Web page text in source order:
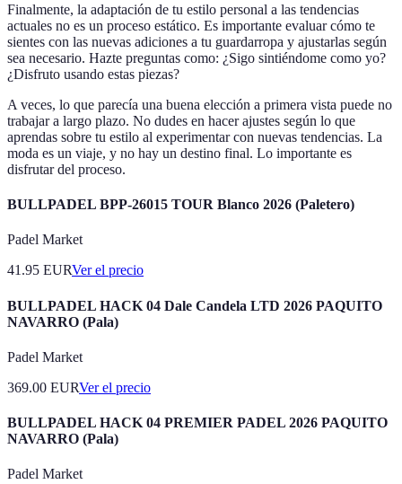
Finalmente, la adaptación de tu estilo personal a las tendencias
actuales no es un proceso estático. Es importante evaluar cómo te
sientes con las nuevas adiciones a tu guardarropa y ajustarlas según
sea necesario. Hazte preguntas como: ¿Sigo sintiéndome como yo?
¿Disfruto usando estas piezas?
A veces, lo que parecía una buena elección a primera vista puede no
trabajar a largo plazo. No dudes en hacer ajustes según lo que
aprendas sobre tu estilo al experimentar con nuevas tendencias. La
moda es un viaje, y no hay un destino final. Lo importante es
disfrutar del proceso.
BULLPADEL BPP-26015 TOUR Blanco 2026 (Paletero)
Padel Market
41.95 EURVer el precio
BULLPADEL HACK 04 Dale Candela LTD 2026 PAQUITO
NAVARRO (Pala)
Padel Market
369.00 EURVer el precio
BULLPADEL HACK 04 PREMIER PADEL 2026 PAQUITO
NAVARRO (Pala)
Padel Market